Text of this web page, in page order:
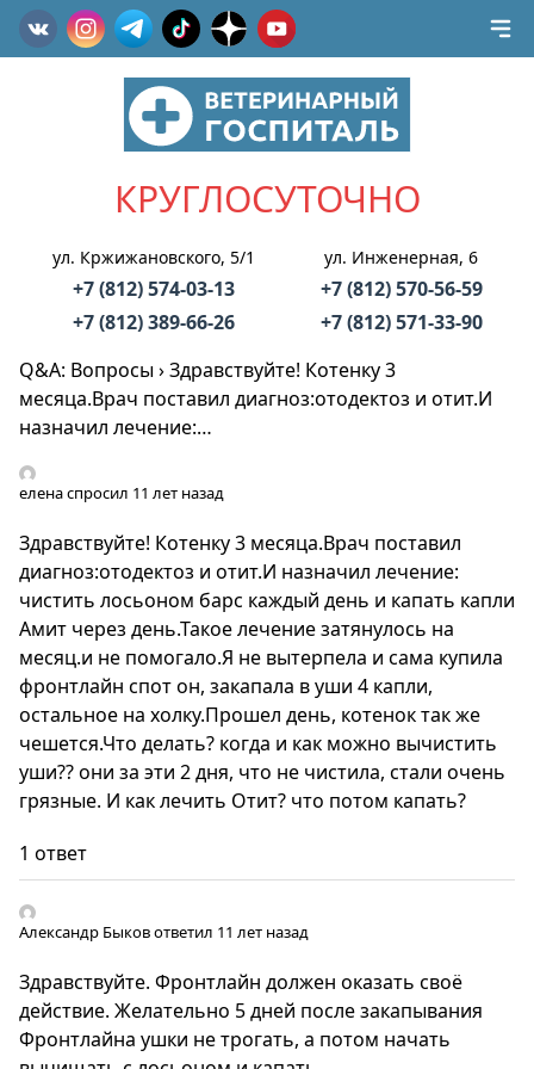
КРУГЛОСУТОЧНО
ул. Кржижановского, 5/1
+7 (812) 574-03-13
+7 (812) 389-66-26
ул. Инженерная, 6
+7 (812) 570-56-59
+7 (812) 571-33-90
Q&A: Вопросы›Здравствуйте! Котенку 3
месяца.Врач поставил диагноз:отодектоз и отит.И
назначил лечение:…
еленаспросил 11 лет назад
Здравствуйте! Котенку 3 месяца.Врач поставил
диагноз:отодектоз и отит.И назначил лечение:
чистить лосьоном барс каждый день и капать капли
Амит через день.Такое лечение затянулось на
месяц.и не помогало.Я не вытерпела и сама купила
фронтлайн спот он, закапала в уши 4 капли,
остальное на холку.Прошел день, котенок так же
чешется.Что делать? когда и как можно вычистить
уши?? они за эти 2 дня, что не чистила, стали очень
грязные. И как лечить Отит? что потом капать?
1 ответ
Александр Быковответил 11 лет назад
Здравствуйте. Фронтлайн должен оказать своё
действие. Желательно 5 дней после закапывания
Фронтлайна ушки не трогать, а потом начать